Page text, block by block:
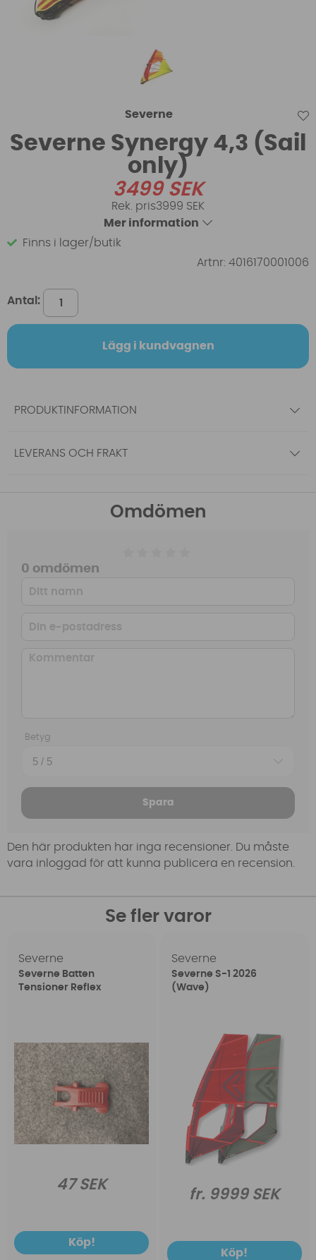
Severne
Severne Synergy 4,3 (Sail
only)
3499SEK
3999 SEK
Mer information
Finns i lager/butik
Artnr: 4016170001006
Antal:
Lägg i kundvagnen
PRODUKTINFORMATION
LEVERANS OCH FRAKT
Omdömen
0 omdömen
Betyg
Spara
Den här produkten har inga recensioner. Du måste
vara inloggad för att kunna publicera en recension.
Se fler varor
Severne
Severne Batten
Tensioner Reflex
47 SEK
Köp!
Severne
Severne S-1 2026
(Wave)
fr. 9999 SEK
Köp!